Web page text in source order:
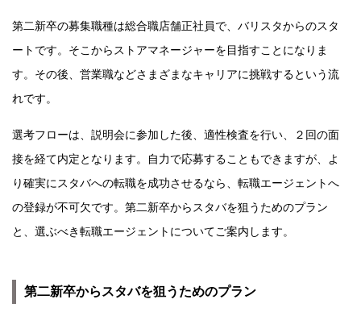
第二新卒の募集職種は総合職店舗正社員で、バリスタからのスタ
ートです。そこからストアマネージャーを目指すことになりま
す。その後、営業職などさまざまなキャリアに挑戦するという流
れです。
選考フローは、説明会に参加した後、適性検査を行い、２回の面
接を経て内定となります。自力で応募することもできますが、よ
り確実にスタバへの転職を成功させるなら、転職エージェントへ
の登録が不可欠です。第二新卒からスタバを狙うためのプラン
と、選ぶべき転職エージェントについてご案内します。
第二新卒からスタバを狙うためのプラン